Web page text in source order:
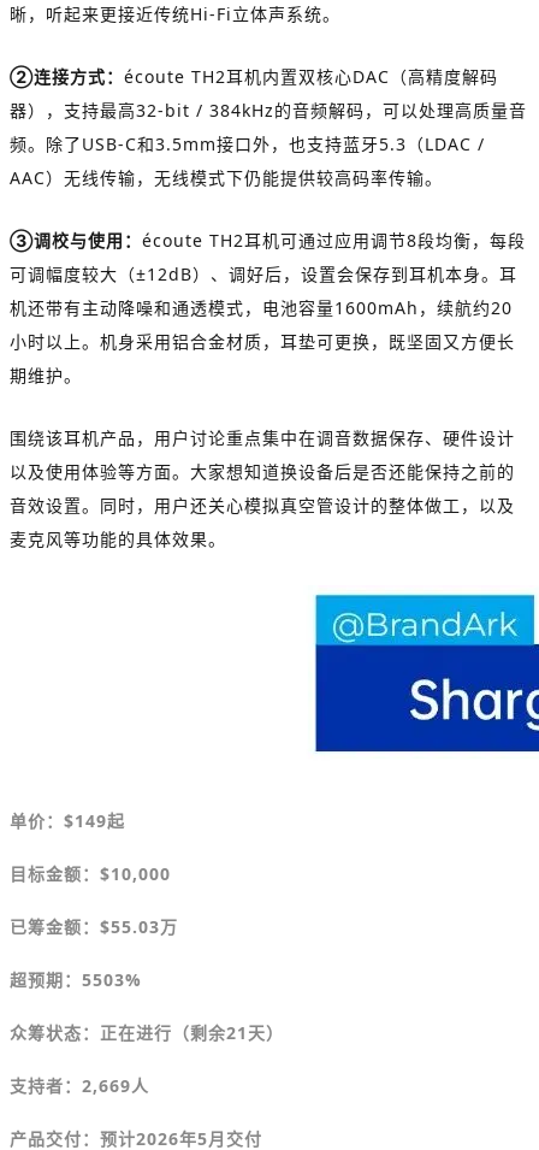
晰，听起来更接近传统Hi-Fi立体声系统。
②连接方式： écoute TH2耳机内置双核心DAC（高精度解码
器）， 支持最高32-bit / 384kHz的音频解码， 可以处理高质量音
频。除了USB-C和3.5mm接口外，也支持蓝牙5.3（LDAC /
AAC）无线传输， 无线模式下仍能提供较高码率传输。
③调校与使用 ： écoute TH2耳机可通过应用调节8段均衡，每段
可调幅度较大（±12dB）、调好后，设置会保存到耳机本身。耳
机还带有主动降噪和通透模式，电池容量1600mAh，续航约20
小时以上。机身采用铝合金材质，耳垫可更换，既坚固又方便长
期维护。
围绕该耳机产品，用户讨论重点集中在调音数据保存、硬件设计
以及使用体验等方面。大家想知道换设备后是否还能保持之前的
音效设置。同时，用户还关心模拟真空管设计的整体做工，以及
麦克风等功能的具体效果。
单价： $149起
目标金额：$10,000
已筹金额： $55.03万
超预期：5503%
众筹状态：正在进行（剩余21天）
支持者：2,669人
产品交付：预计2026年5月交付